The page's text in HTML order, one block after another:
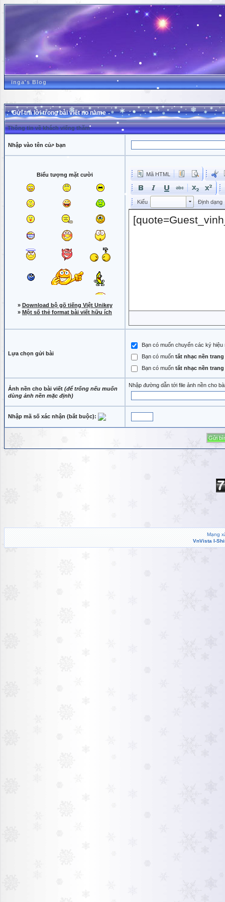
inga's Blog
Gửi trả lời trong bài viết no name
Thông tin về khách viếng thăm
Nhập vào tên của bạn
Biểu tượng mặt cười
» Download bộ gõ tiếng Việt Unikey
» Một số thẻ format bài viết hữu ích
Mã HTML
Kiểu Kiểu Định dạng
Lựa chọn gửi bài
Bạn có muốn chuyển các ký
Bạn có muốn tắt nhạc nền trang
Bạn có muốn tắt nhạc nền trang
Ảnh nền cho bài viết (để trống nếu muốn
dùng ảnh nền mặc định)
Nhập đường dẫn tới file ảnh nền cho
Nhập mã số xác nhận (bắt buộc):
Mạng
VnVista I-